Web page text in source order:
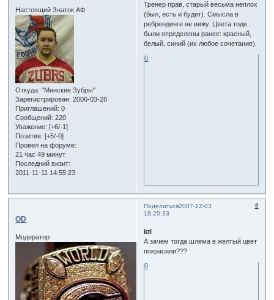
Настоящий Знаток АФ
Откуда: "Минские Зубры"
Зарегистрирован: 2006-03-28
Приглашений: 0
Сообщений: 220
Уважение: [+6/-1]
Позитив: [+5/-0]
Провел на форуме:
21 час 49 минут
Последний визит:
2011-11-11 14:55:23
Тренер прав, старый весьма неплох
(был, есть и будет). Смысла в
ребрендинге не вижу. Цвета тоде
были определены ранее: красный,
белый, синий (их любое сочетание).
0
Поделиться 8
2007-12-03
16:20:33
OD
Модератор
krl
А зачем тогда шлема в желтый цвет
покрасили???
0